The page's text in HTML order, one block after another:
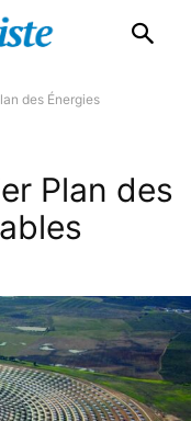
des Énergies
Plan des